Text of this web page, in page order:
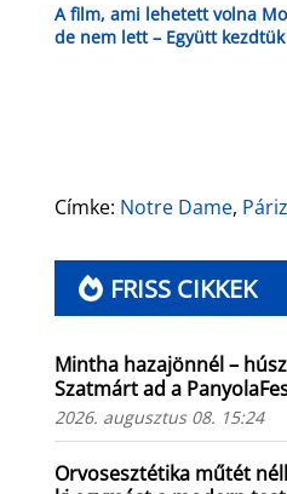
A film, ami lehetett volna
de nem lett – Együtt
Címke: Notre Dame,
FRISS CIKKEK
Mintha hazajönnél –
Szatmárt ad a
2026. augusztus 08. 15:24
Orvosesztétika műtét